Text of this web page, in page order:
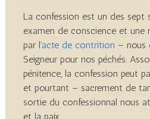
La confession est un des sept
examen de conscience et une
par l’acte de contrition – nous
Seigneur pour nos péchés.
pénitence, la confession peut
et pourtant – sacrement de
sortie du confessionnal nous
et la paix.